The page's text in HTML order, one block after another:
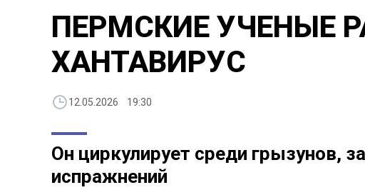
ПЕРМСКИЕ УЧЕНЫЕ
ХАНТАВИРУС
12.05.2026 19:30
Он циркулирует среди грызунов,
испражнений